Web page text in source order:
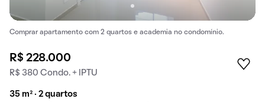
Comprar apartamento com 2 quartos e academia no condomínio.
R$ 228.000
R$ 380 Condo. + IPTU
35 m² · 2 quartos